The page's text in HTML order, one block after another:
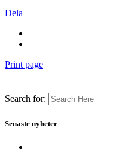
Dela
Print page
Search for:
Senaste nyheter